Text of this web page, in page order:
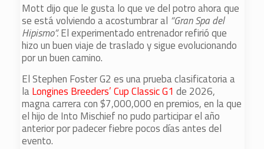
Mott dijo que le gusta lo que ve del potro ahora que
se está volviendo a acostumbrar al “Gran Spa del
Hipismo”.El experimentado entrenador refirió que
hizo un buen viaje de traslado y sigue evolucionando
por un buen camino.
El Stephen Foster G2 es una prueba clasificatoria a
laLongines Breeders’ Cup Classic G1de 2026,
magna carrera con $7,000,000 en premios, en la que
el hijo de Into Mischief no pudo participar el año
anterior por padecer fiebre pocos días antes del
evento.